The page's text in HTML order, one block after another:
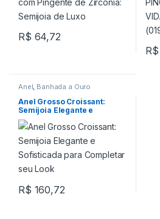
R$ 64,72
R$
Anel, Banhada a Ouro
Anel Grosso Croissant:
Semijoia Elegante e
Sofisticada para Completar
seu Look
R$ 160,72